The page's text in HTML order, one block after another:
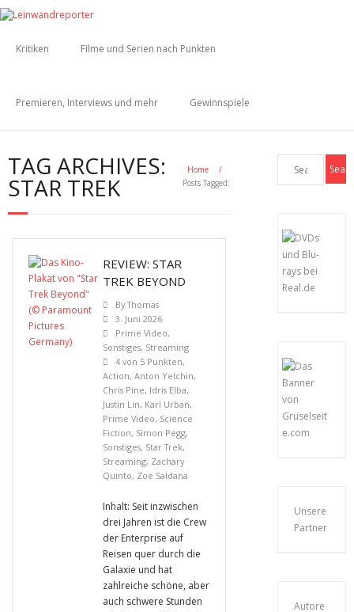
Kritiken Filme und Serien nach Punkten
Premieren, Interviews und mehr Gewinnspiele
TAG ARCHIVES:
STAR TREK
Home
/
Posts Tagged:
REVIEW: STAR
TREK BEYOND
ByThomas
3. Juni 2026
Prime Video,
Sonstiges, Streaming
4 von 5 Punkten,
Action, Anton Yelchin,
Chris Pine, Idris Elba,
Justin Lin, Karl Urban,
Prime Video, Science
Fiction, Simon Pegg,
Sonstiges, Star Trek,
Streaming, Zachary
Quinto, Zoe Saldana
Inhalt: Seit inzwischen
drei Jahren ist die Crew
der Enterprise auf
Reisen quer durch die
Galaxie und hat
zahlreiche schöne, aber
auch schwere Stunden
Unsere
Partner
Autore